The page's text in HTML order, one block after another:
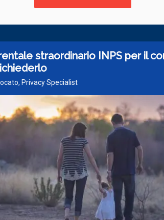
straordinario INPS per il
Privacy Specialist